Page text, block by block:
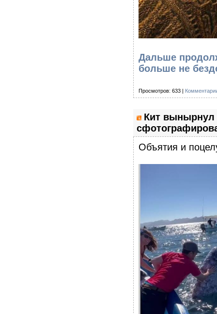
Дальше
больше не
Просмотров: 633 |
Кит
Объятия и